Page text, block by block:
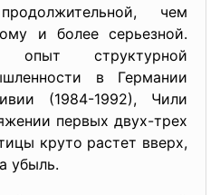
чем
и более серьезной.
опыт структурной
в Германии
(1984-1992), Чили
первых двух-трех
круто растет вверх,
убыль.